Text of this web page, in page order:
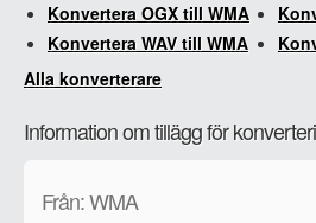
Konvertera OGX till WMA
Konvertera WAV till WMA
Alla konverterare
Information om tillägg för
Från: WMA